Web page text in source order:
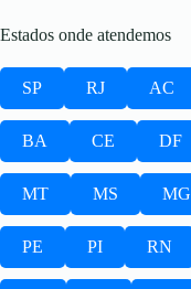
Estados onde atendemos
SP RJ AC
BA CE DF
MT MS MG
PE PI RN